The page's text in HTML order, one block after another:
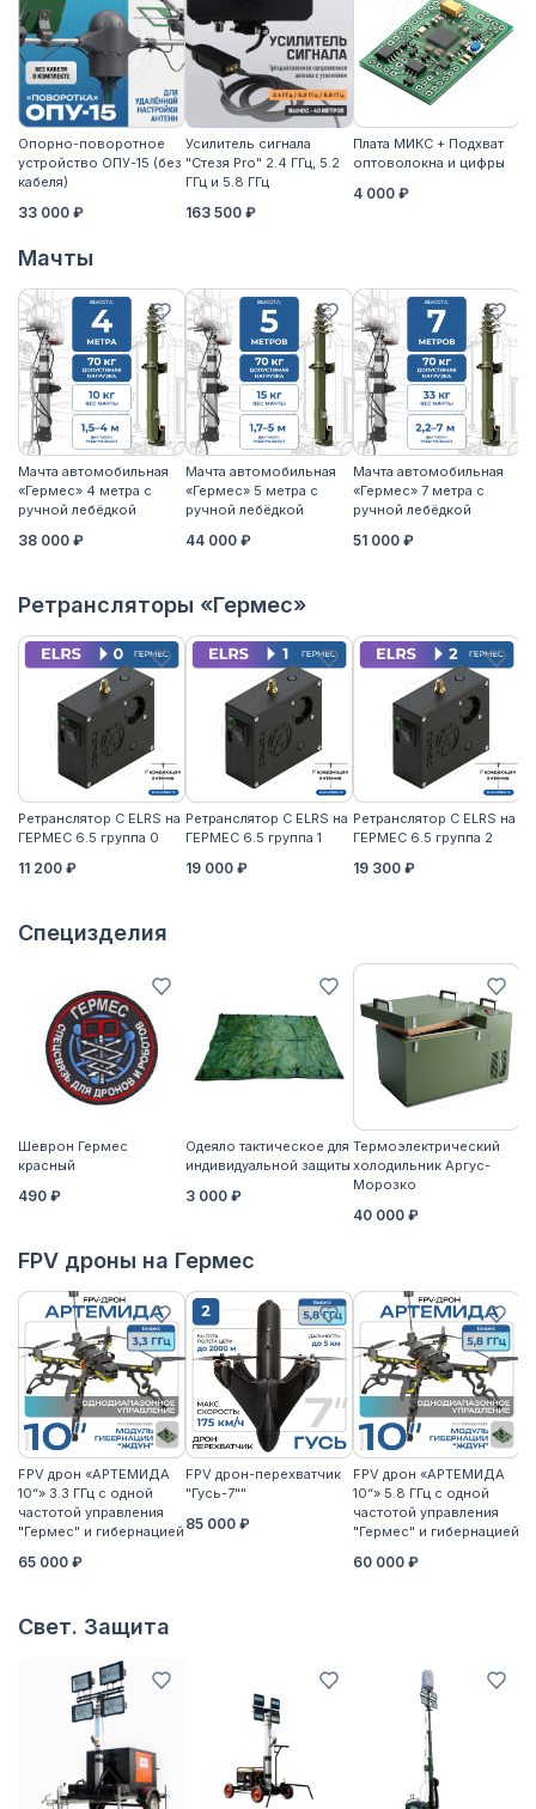
Опорно-поворотное
устройство ОПУ-15 (без
кабеля)
33 000 ₽
Усилитель сигнала
"Стезя Pro" 2.4 ГГц, 5.2
ГГц и 5.8 ГГц
163 500 ₽
Плата МИКС + Подхват
оптоволокна и цифры
4 000 ₽
Мачты
Мачта автомобильная
«Гермес» 4 метра с
ручной лебёдкой
38 000 ₽
Мачта автомобильная
«Гермес» 5 метра с
ручной лебёдкой
44 000 ₽
Мачта автомобильная
«Гермес» 7 метра с
ручной лебёдкой
51 000 ₽
Ретрансляторы «Гермес»
Ретранслятор С ELRS на
ГЕРМЕС 6.5 группа 0
11 200 ₽
Ретранслятор С ELRS на
ГЕРМЕС 6.5 группа 1
19 000 ₽
Ретранслятор С ELRS на
ГЕРМЕС 6.5 группа 2
19 300 ₽
Специзделия
Шеврон Гермес
красный
490 ₽
Одеяло тактическое для
индивидуальной защиты
3 000 ₽
Термоэлектрический
холодильник Аргус-
Морозко
40 000 ₽
FPV дроны на Гермес
FPV дрон «АРТЕМИДА
10“» 3.3 ГГц с одной
частотой управления
"Гермес" и гибернацией
65 000 ₽
FPV дрон-перехватчик
"Гусь-7""
85 000 ₽
FPV дрон «АРТЕМИДА
10“» 5.8 ГГц с одной
частотой управления
"Гермес" и гибернацией
60 000 ₽
Свет. Защита